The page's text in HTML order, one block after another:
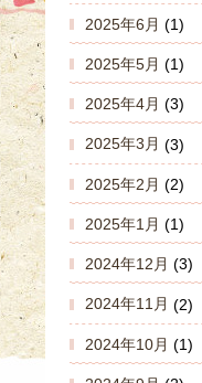
2025年6月 (1)
2025年5月 (1)
2025年4月 (3)
2025年3月 (3)
2025年2月 (2)
2025年1月 (1)
2024年12月 (3)
2024年11月 (2)
2024年10月 (1)